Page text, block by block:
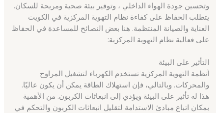
وتحسين جودة الهواء الداخلي ، وتوفير بيئة صحية ومريحة للسكان.
يتطلب الحفاظ على كفاءة نظام التهوية المركزية في الكويت
العناية والصيانة المنتظمة. هنا بعض النصائح للمساعدة في الحفاظ
على فعالية نظام التهوية المركزية:
التأثير على البيئة
أنظمة التهوية المركزية تستخدم الكهرباء لتشغيل المراوح
والمحركات. وبالتالي، فإن استهلاك الطاقة يمكن أن يكون عاليًا.
هذا له تأثير على البيئة ويؤدي إلى انبعاثات الكربون. من الأهمية
بمكان اتباع مبادئ الاستدامة لتقليل انبعاثات الكربون والتحكم في